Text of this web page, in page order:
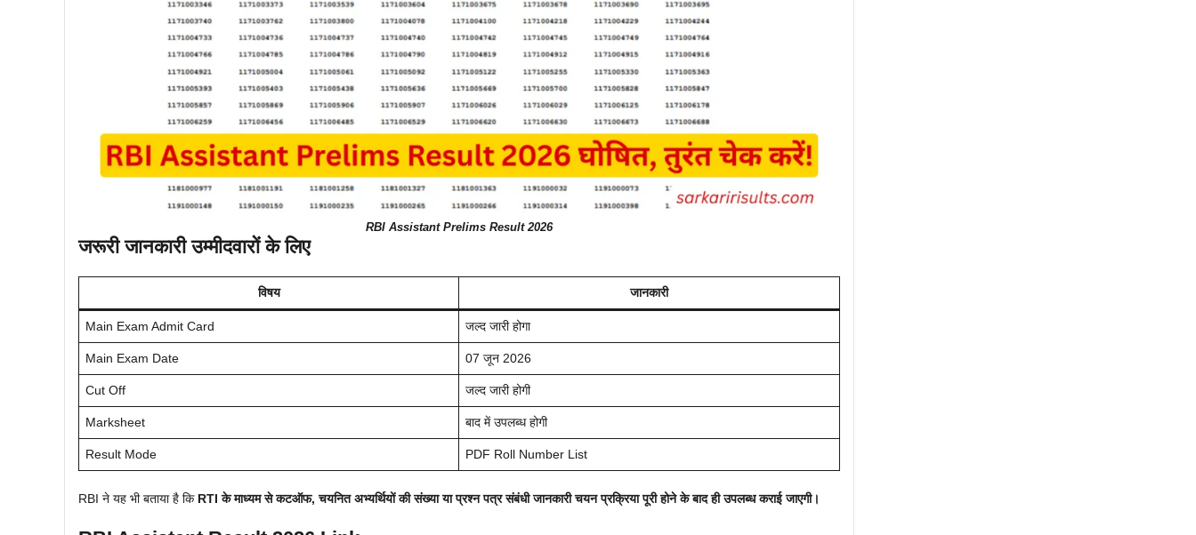
RBI Assistant Prelims Result 2026
जरूरी जानकारी उम्मीदवारों के लिए
विषय जानकारी
Main Exam Admit Card जल्द जारी होगा
Main Exam Date 07 जून 2026
Cut Off जल्द जारी होगी
Marksheet बाद में उपलब्ध होगी
Result Mode PDF Roll Number List
RBI ने यह भी बताया है कि RTI के माध्यम से कटऑफ, चयनित अभ्यर्थियों की संख्या या प्रश्न पत्र संबंधी जानकारी चयन प्रक्रिया पूरी होने के बाद ही उपलब्ध कराई जाएगी।